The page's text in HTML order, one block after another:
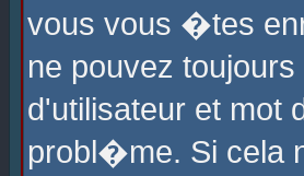
vous vous �tes
ne pouvez
d'utilisateur et
probl�me. Si cela